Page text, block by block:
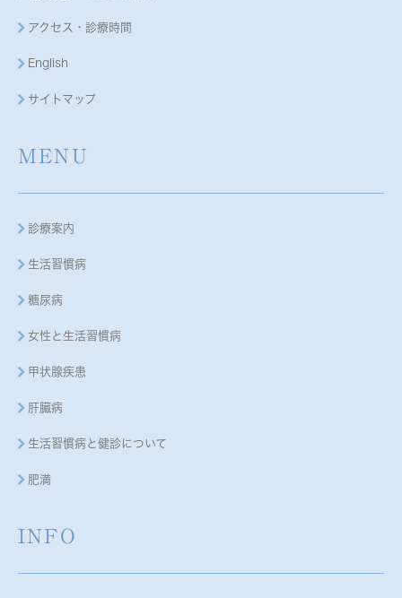
アクセス・診療時間
English
サイトマップ
MENU
診療案内
生活習慣病
糖尿病
女性と生活習慣病
甲状腺疾患
肝臓病
生活習慣病と健診について
肥満
INFO